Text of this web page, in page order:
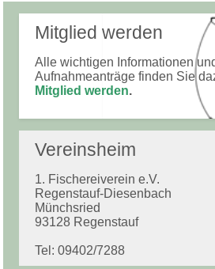
Mitglied werden
Alle wichtigen Informationen
Aufnahmeanträge finden Sie
Mitglied werden.
Vereinsheim
1. Fischereiverein e.V.
Regenstauf-Diesenbach
Münchsried
93128 Regenstauf
Tel: 09402/7288